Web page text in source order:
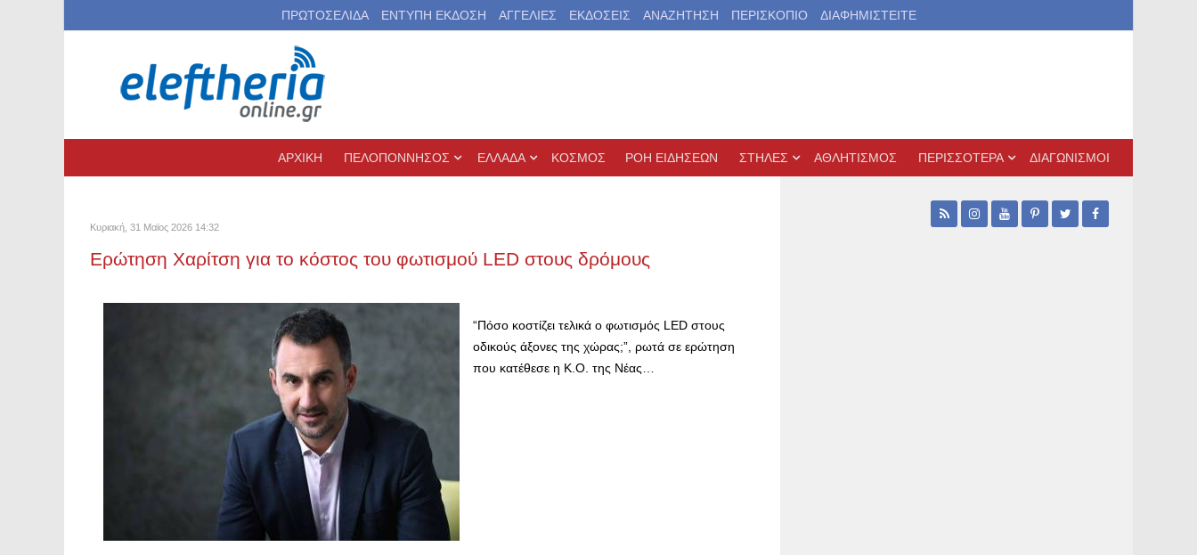
ΠΡΩΤΟΣΕΛΙΔΑ ΕΝΤΥΠΗ ΕΚΔΟΣΗ ΑΓΓΕΛΙΕΣ ΕΚΔΟΣΕΙΣ ΑΝΑΖΗΤΗΣΗ ΠΕΡΙΣΚΟΠΙΟ ΔΙΑΦΗΜΙΣΤΕΙΤΕ
ΑΡΧΙΚΗ ΠΕΛΟΠΟΝΝΗΣΟΣ ΕΛΛΑΔΑ ΚΟΣΜΟΣ ΡΟΗ ΕΙΔΗΣΕΩΝ ΣΤΗΛΕΣ ΑΘΛΗΤΙΣΜΟΣ ΠΕΡΙΣΣΟΤΕΡΑ ΔΙΑΓΩΝΙΣΜΟΙ
Κυριακή, 31 Μαϊος 2026 14:32
Ερώτηση Χαρίτση για το κόστος του φωτισμού LED στους δρόμους
“Πόσο κοστίζει τελικά ο φωτισμός LED στους
οδικούς άξονες της χώρας;”, ρωτά σε ερώτηση
που κατέθεσε η Κ.Ο. της Νέας…